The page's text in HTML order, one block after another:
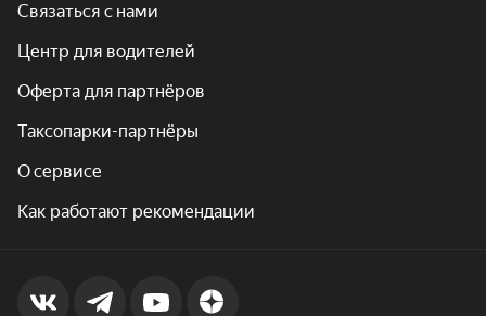
Связаться с нами
Центр для водителей
Оферта для партнёров
Таксопарки-партнёры
О сервисе
Как работают рекомендации